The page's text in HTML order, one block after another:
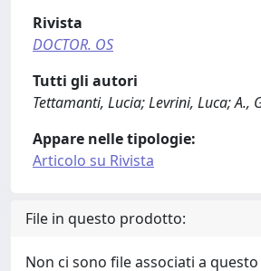
Rivista
DOCTOR. OS
Tutti gli autori
Tettamanti, Lucia; Levrini, Luca; A.,
Appare nelle tipologie:
Articolo su Rivista
File in questo prodotto:
Non ci sono file associati a